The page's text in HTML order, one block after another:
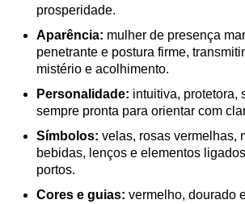
prosperidade.
Aparência: mulher de presença
penetrante e postura firme,
mistério e acolhimento.
Personalidade: intuitiva, protetora,
sempre pronta para orientar com
Símbolos: velas, rosas vermelhas,
bebidas, lenços e elementos
portos.
Cores e guias: vermelho, dourado